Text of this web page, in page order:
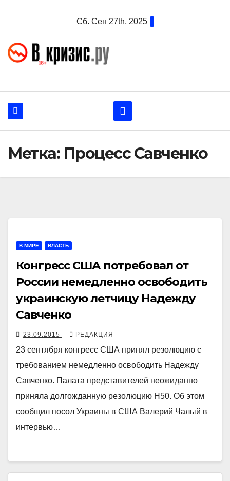
Сб. Сен 27th, 2025
Метка: Процесс Савченко
В МИРЕ ВЛАСТЬ
Конгресс США потребовал от
России немедленно освободить
украинскую летчицу Надежду
Савченко
23.09.2015 РЕДАКЦИЯ
23 сентября конгресс США принял резолюцию с
требованием немедленно освободить Надежду
Савченко. Палата представителей неожиданно
приняла долгожданную резолюцию Н50. Об этом
сообщил посол Украины в США Валерий Чалый в
интервью…